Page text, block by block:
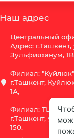
Наш адрес
Центральный
Адрес: г.Ташкент,
Зульфияханум,
Филиал:
г.Ташкент,
1А,
Филиал: ТЦ
г.Ташкент,
150.